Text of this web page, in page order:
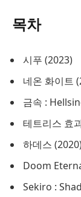
목차
시푸 (2023)
네온 화이트
금속 :
테트리스 효
하데스
Doom
Sekiro :